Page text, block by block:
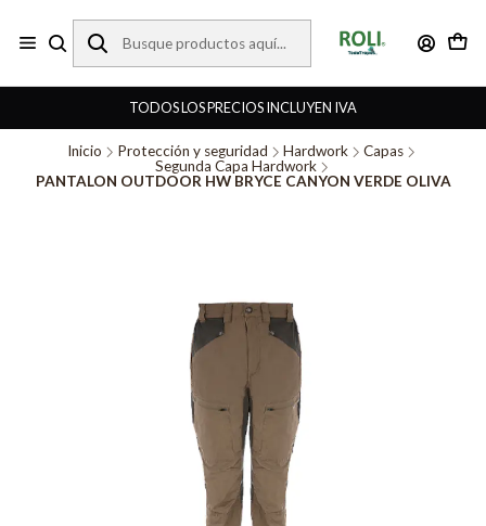
TODOS LOS PRECIOS INCLUYEN IVA
Inicio Protección y seguridad Hardwork
Capas
Segunda Capa Hardwork
PANTALON OUTDOOR HW BRYCE CANYON VERDE OLIVA